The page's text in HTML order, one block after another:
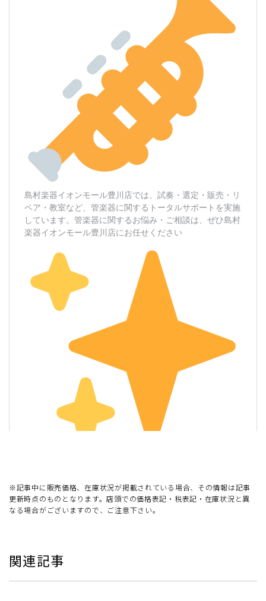
※記事中に販売価格、在庫状況が掲載されている場合、その情報は記事
更新時点のものとなります。店頭での価格表記・税表記・在庫状況と異
なる場合がございますので、ご注意下さい。
関連記事